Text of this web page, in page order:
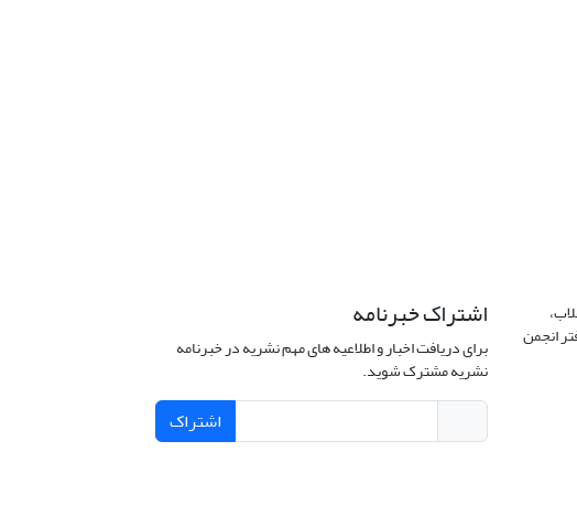
انجمن
اشتراک خبرنامه
برای دریافت اخبار و اطلاعیه های مهم نشریه در خبرنامه
نشریه مشترک شوید.
اشتراک